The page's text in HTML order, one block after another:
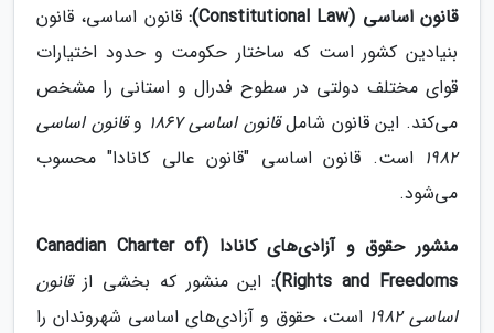
قانون اساسی (Constitutional Law):
قانون اساسی، قانون
بنیادین کشور است که ساختار حکومت و حدود اختیارات
قوای مختلف دولتی در سطوح فدرال و استانی را مشخص
می‌کند. این قانون شاملقانون اساسی 1867 وقانون اساسی
1982 است. قانون اساسی "قانون عالی کانادا" محسوب
می‌شود.
منشور حقوق و آزادی‌های کانادا (Canadian Charter of
Rights and Freedoms): این منشور که بخشی ازقانون
اساسی 1982
است، حقوق و آزادی‌های اساسی شهروندان را